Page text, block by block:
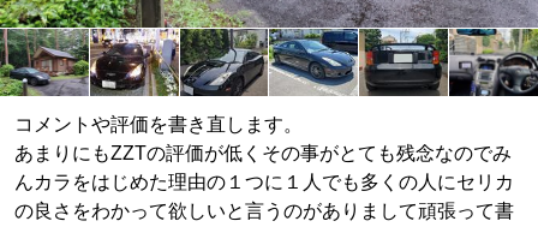
コメントや評価を書き直します。
あまりにもZZTの評価が低くその事がとても残念なのでみ
んカラをはじめた理由の１つに１人でも多くの人にセリカ
の良さをわかって欲しいと言うのがありまして頑張って書